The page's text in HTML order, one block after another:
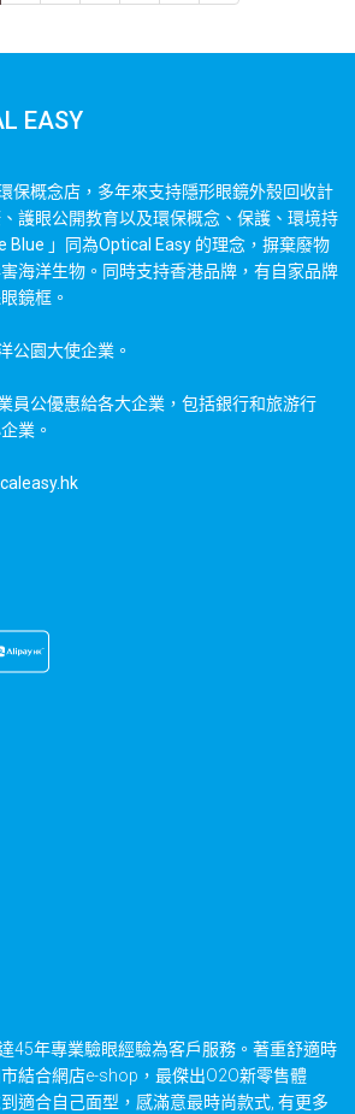
EASY
保概念店，多年來支持隱形眼鏡外殼回收計
護眼公開教育以及環保概念、保護、環境持
Blue 」同為Optical Easy 的理念，摒棄廢物
海洋生物。同時支持香港品牌，有自家品牌
鏡框。
公園大使企業。
員公優惠給各大企業，包括銀行和旅游行
業。
45年專業驗眼經驗為客戶服務。著重舒適時
結合網店e-shop，最傑出O2O新零售體
適合自己面型，感滿意最時尚款式, 有更多